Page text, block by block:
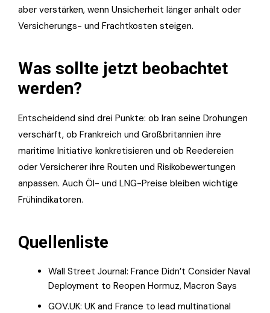
aber verstärken, wenn Unsicherheit länger anhält oder
Versicherungs- und Frachtkosten steigen.
Was sollte jetzt beobachtet
werden?
Entscheidend sind drei Punkte: ob Iran seine Drohungen
verschärft, ob Frankreich und Großbritannien ihre
maritime Initiative konkretisieren und ob Reedereien
oder Versicherer ihre Routen und Risikobewertungen
anpassen. Auch Öl- und LNG-Preise bleiben wichtige
Frühindikatoren.
Quellenliste
Wall Street Journal: France Didn’t Consider Naval
Deployment to Reopen Hormuz, Macron Says
GOV.UK: UK and France to lead multinational